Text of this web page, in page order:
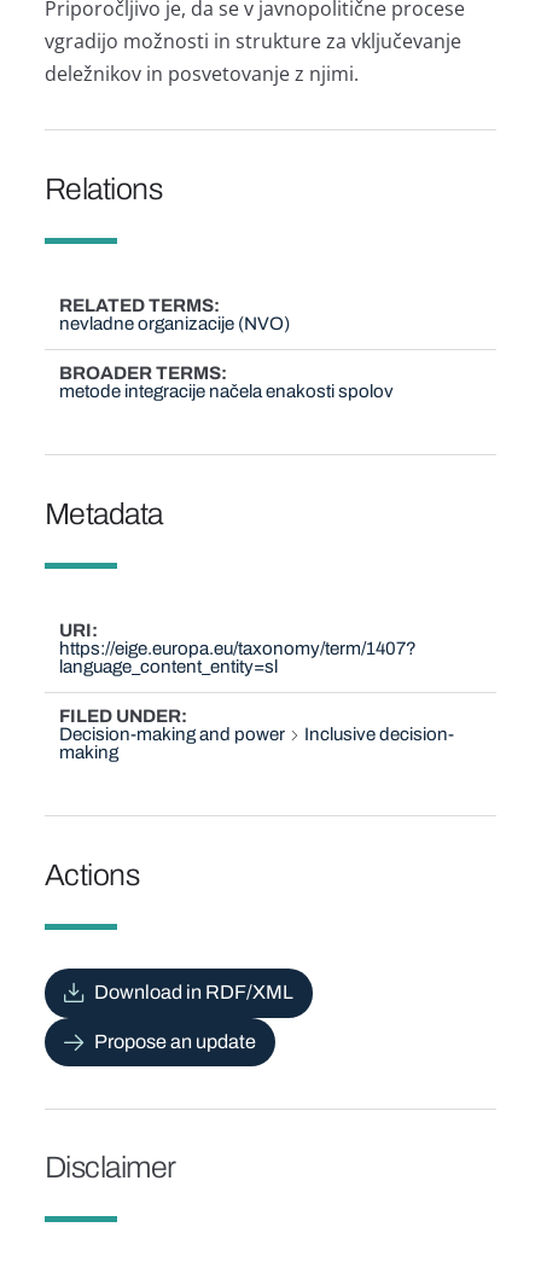
Priporočljivo je, da se v javnopolitične procese
vgradijo možnosti in strukture za vključevanje
deležnikov in posvetovanje z njimi.
Relations
RELATED TERMS
nevladne organizacije (NVO)
BROADER TERMS
metode integracije načela enakosti spolov
Metadata
URI
https://eige.europa.eu/taxonomy/term/1407?
language_content_entity=sl
FILED UNDER
Decision-making and power
Inclusive decision-
making
Actions
Download in RDF/XML
Propose an update
Disclaimer